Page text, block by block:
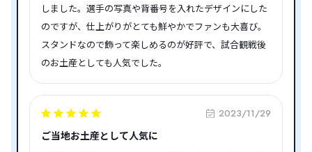
しました。選手の写真や背番号を入れたデザインにした
のですが、仕上がりがとても鮮やかでファンも大喜び。
スタンドなので飾って楽しめるのが好評で、試合観戦後
のお土産としても人気でした。
2023/11/29
ご当地お土産として人気に